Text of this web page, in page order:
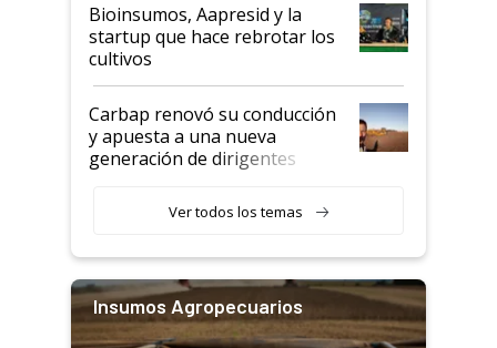
Bioinsumos, Aapresid y la
startup que hace rebrotar los
cultivos
Carbap renovó su conducción
y apuesta a una nueva
generación de dirigentes
Ver todos los temas
Insumos Agropecuarios